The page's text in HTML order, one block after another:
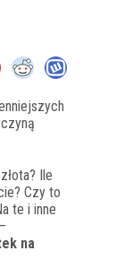
Ile
Czy to
te i inne
na